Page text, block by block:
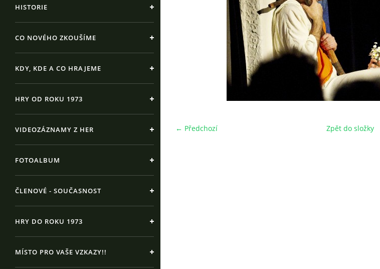
HISTORIE
CO NOVÉHO ZKOUŠÍME
KDY, KDE A CO HRAJEME
HRY OD ROKU 1973
VIDEOZÁZNAMY Z HER
FOTOALBUM
ČLENOVÉ - SOUČASNOST
HRY DO ROKU 1973
MÍSTO PRO VAŠE VZKAZY!!
← Předchozí Zpět do složky